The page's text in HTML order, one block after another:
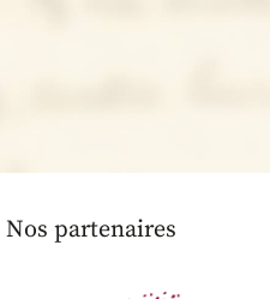
Nos partenaires